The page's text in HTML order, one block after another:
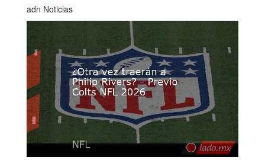
adn Noticias